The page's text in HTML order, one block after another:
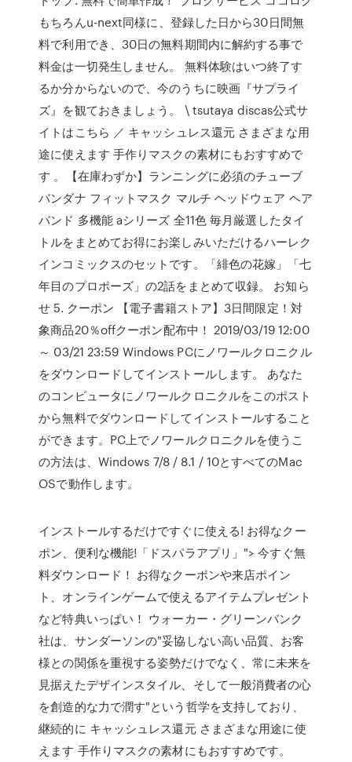
もちろんu-next同様に、登録した日から30日間無
料で利用でき、30日の無料期間内に解約する事で
料金は一切発生しません。 無料体験はいつ終了す
るか分からないので、今のうちに映画『サプライ
ズ』を観ておきましょう。 \ tsutaya discas公式サ
イトはこちら ／ キャッシュレス還元 さまざまな用
途に使えます 手作りマスクの素材にもおすすめで
す 。【在庫わずか】ランニングに必須のチューブ
バンダナ フィットマスク マルチ ヘッドウェア ヘア
バンド 多機能 aシリーズ 全11色 毎月厳選したタイ
トルをまとめてお得にお楽しみいただけるハーレク
インコミックスのセットです。「緋色の花嫁」「七
年目のプロポーズ」の2話をまとめて収録。 お知ら
せ 5. クーポン 【電子書籍ストア】3日間限定！対
象商品20％offクーポン配布中！ 2019/03/19 12:00
～ 03/21 23:59 Windows PCにノワールクロニクル
をダウンロードしてインストールします。 あなた
のコンピュータにノワールクロニクルをこのポスト
から無料でダウンロードしてインストールすること
ができます。PC上でノワールクロニクルを使うこ
の方法は、Windows 7/8 / 8.1 / 10とすべてのMac
OSで動作します。
インストールするだけですぐに使える! お得なクー
ポン、便利な機能!「ドスパラアプリ」"> 今すぐ無
料ダウンロード！ お得なクーポンや来店ポイン
ト、オンラインゲームで使えるアイテムプレゼント
など特典いっぱい！ ウォーカー・グリーンバンク
社は、サンダーソンの"妥協しない高い品質、お客
様との関係を重視する姿勢だけでなく、常に未来を
見据えたデザインスタイル、そして一般消費者の心
を創造的な力で潤す"という哲学を支持しており、
継続的に キャッシュレス還元 さまざまな用途に使
えます 手作りマスクの素材にもおすすめです。